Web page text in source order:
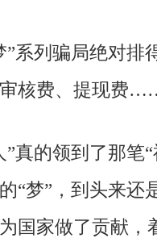
”系列骗局绝对排
核费、提现费
真的领到了那笔“
“梦”，到头来还
国家做了贡献，